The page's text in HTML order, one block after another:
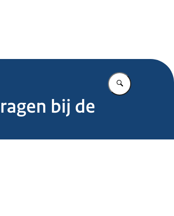
Vul in wat u
bij de